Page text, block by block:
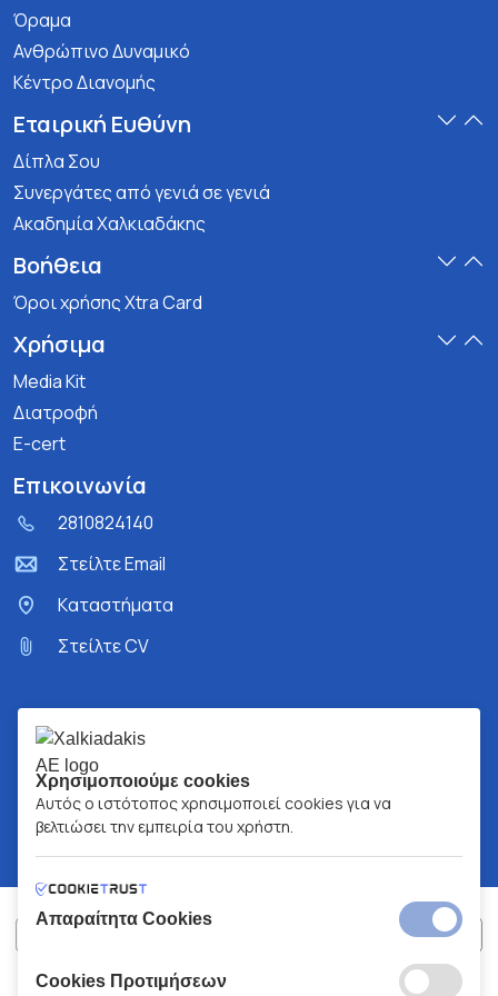
Όραμα
Ανθρώπινο Δυναμικό
Κέντρο Διανομής
Εταιρική Ευθύνη
Δίπλα Σου
Συνεργάτες από γενιά σε γενιά
Ακαδημία Χαλκιαδάκης
Βοήθεια
Όροι χρήσης Xtra Card
Χρήσιμα
Media Kit
Διατροφή
E-cert
Επικοινωνία
2810824140
Στείλτε Email
Kαταστήματα
Στείλτε CV
ΧΑΛΚΙΑΔΑΚΗΣ Α.Ε.
Χρησιμοποιούμε cookies
Αυτός ο ιστότοπος χρησιμοποιεί cookies για να
βελτιώσει την εμπειρία του χρήστη.
Απαραίτητα Cookies
Cookies Προτιμήσεων